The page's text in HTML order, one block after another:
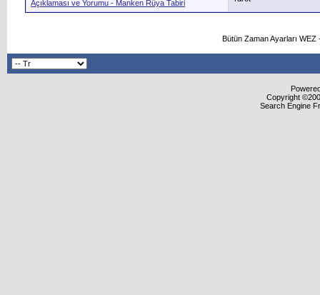
Açıklaması ve Yorumu - Manken Rüya Tabiri
Bütün Zaman Ayarları
Copyright
Search Engine